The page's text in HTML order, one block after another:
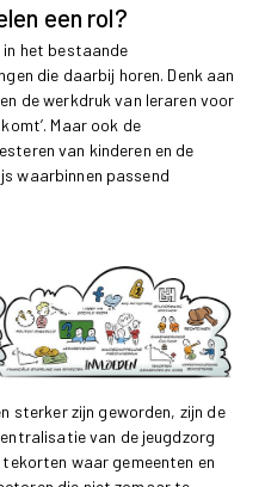
een rol?
het bestaande
die daarbij horen. Denk aan
de werkdruk van leraren voor
Maar ook de
van kinderen en de
waarbinnen passend
sterker zijn geworden, zijn de
van de jeugdzorg
waar gemeenten en